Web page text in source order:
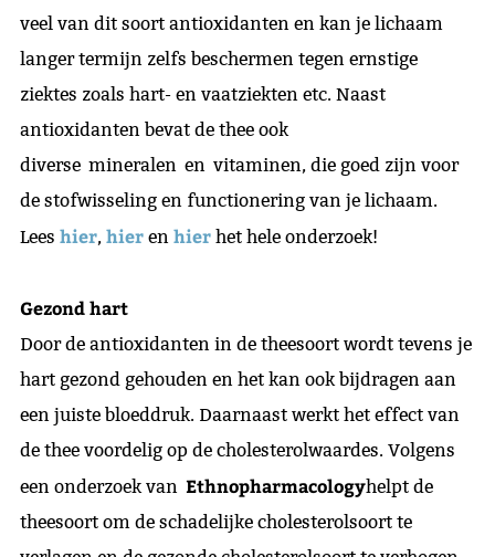
veel van dit soort antioxidanten en kan je lichaam
langer termijn zelfs beschermen tegen ernstige
ziektes zoals hart- en vaatziekten etc. Naast
antioxidanten bevat de thee ook
diverse mineralen en vitaminen, die goed zijn voor
de stofwisseling en functionering van je lichaam.
Lees hier, hier en hier het hele onderzoek!
Gezond hart
Door de antioxidanten in de theesoort wordt tevens je
hart gezond gehouden en het kan ook bijdragen aan
een juiste bloeddruk. Daarnaast werkt het effect van
de thee voordelig op de cholesterolwaardes. Volgens
een onderzoek van Ethnopharmacologyhelpt de
theesoort om de schadelijke cholesterolsoort te